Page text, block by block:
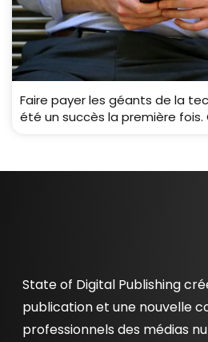
Faire payer les géants de la
été un succès la première fois.
State of Digital Publishing
publication et une nouvelle
professionnels des médias